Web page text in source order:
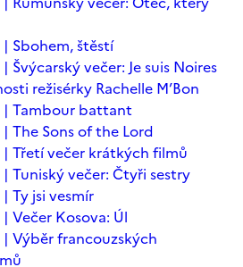
| Sbohem, štěstí
Švýcarský večer: Je suis Noires
režisérky Rachelle M’Bon
| Tambour battant
| The Sons of the Lord
| Třetí večer krátkých filmů
| Tuniský večer: Čtyři sestry
Ty jsi vesmír
Večer Kosova: Úl
| Výběr francouzských